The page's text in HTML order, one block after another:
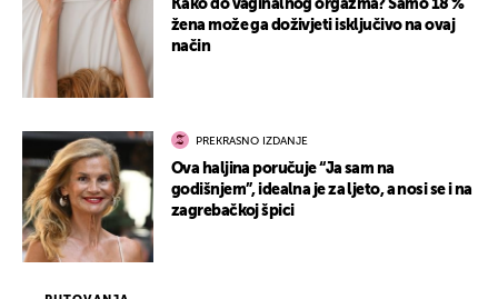
Kako do vaginalnog orgazma? Samo 18 %
žena može ga doživjeti isključivo na ovaj
način
PREKRASNO IZDANJE
Ova haljina poručuje “Ja sam na
godišnjem”, idealna je za ljeto, a nosi se i na
zagrebačkoj špici